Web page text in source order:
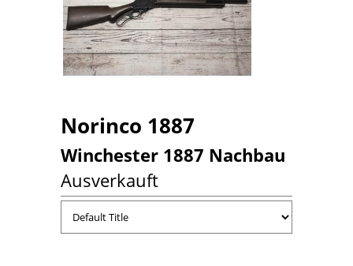
Norinco 1887
Winchester 1887 Nachbau
Ausverkauft